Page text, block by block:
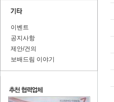
이벤트
공지사항
제안/건의
보배드림 이야기